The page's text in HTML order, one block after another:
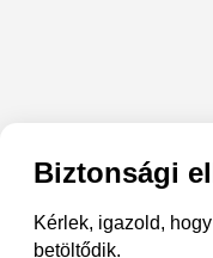
Biztonsági
Kérlek, igazold,
betöltődik.